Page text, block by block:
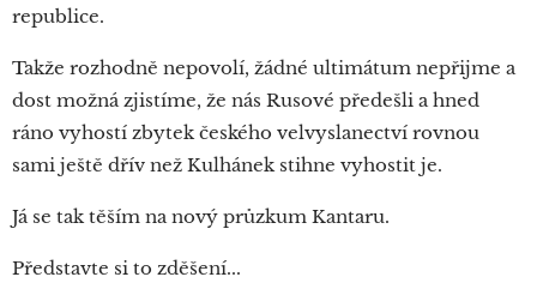
republice.
Takže rozhodně nepovolí, žádné ultimátum nepřijme a
dost možná zjistíme, že nás Rusové předešli a hned
ráno vyhostí zbytek českého velvyslanectví rovnou
sami ještě dřív než Kulhánek stihne vyhostit je.
Já se tak těším na nový průzkum Kantaru.
Představte si to zděšení...